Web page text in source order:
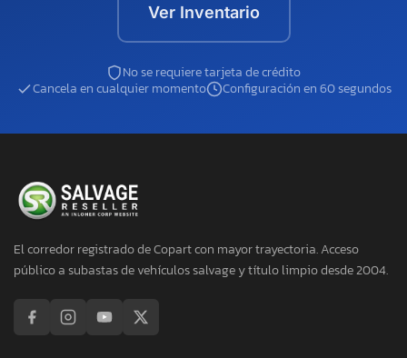
Ver Inventario
No se requiere tarjeta de crédito
Cancela en cualquier momento
Configuración en 60 segundos
El corredor registrado de Copart con mayor trayectoria. Acceso
público a subastas de vehículos salvage y título limpio desde 2004.